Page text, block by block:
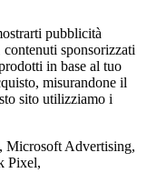
pubblicità
sponsorizzati
in base al tuo
misurandone il
sito utilizziamo i
Microsoft Advertising,
Pixel,